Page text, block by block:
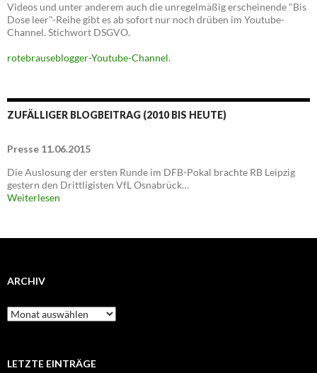
Videos und unter anderem auch die unregelmäßig erscheinende "Bis
Dose leer"-Reihe gibt es ab sofort nur noch drüben im Youtube-
Channel. Stichwort DSGVO.
rotebrauseblogger-Youtube-Channel.
ZUFÄLLIGER BLOGBEITRAG (2010 BIS HEUTE)
Presse 11.06.2015
Die Auslosung der ersten Runde im DFB-Pokal brachte RB Leipzig
gestern den Drittligisten VfL Osnabrück…
Weiterlesen
ARCHIV
Archiv
LETZTE EINTRÄGE